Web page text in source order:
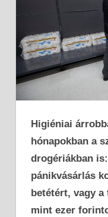
Higiéniai
hónapokban a
drogériákban
pánikvásárlás
betétért, vagy
mint ezer